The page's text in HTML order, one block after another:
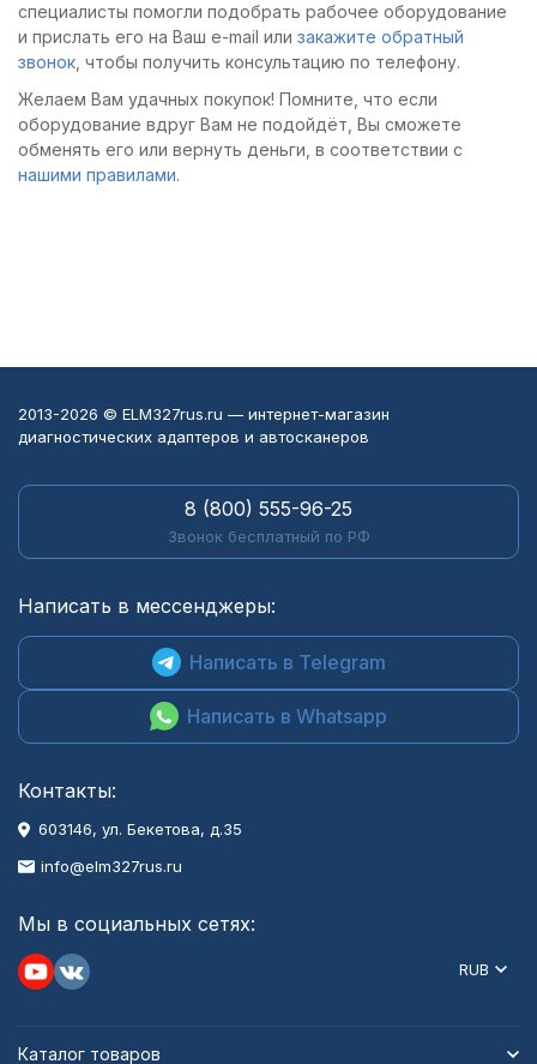
специалисты помогли подобрать рабочее оборудование
и прислать его на Ваш e-mail или закажите обратный
звонок , чтобы получить консультацию по телефону.
Желаем Вам удачных покупок! Помните, что если
оборудование вдруг Вам не подойдёт, Вы сможете
обменять его или вернуть деньги, в соответствии с
нашими правилами.
2013-2026 © ELM327rus.ru — интернет-магазин
диагностических адаптеров и автосканеров
8 (800) 555-96-25
Звонок бесплатный по РФ
Написать в мессенджеры:
Написать в Telegram
Написать в Whatsapp
Контакты:
603146, ул. Бекетова, д.35
info@elm327rus.ru
Мы в социальных сетях:
RUB
Каталог товаров